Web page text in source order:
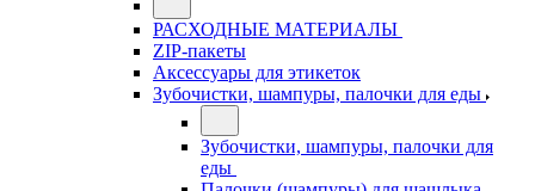
РАСХОДНЫЕ МАТЕРИАЛЫ
ZIP-пакеты
Аксессуары для этикеток
Зубочистки, шампуры, палочки для еды
Зубочистки, шампуры, палочки для
еды